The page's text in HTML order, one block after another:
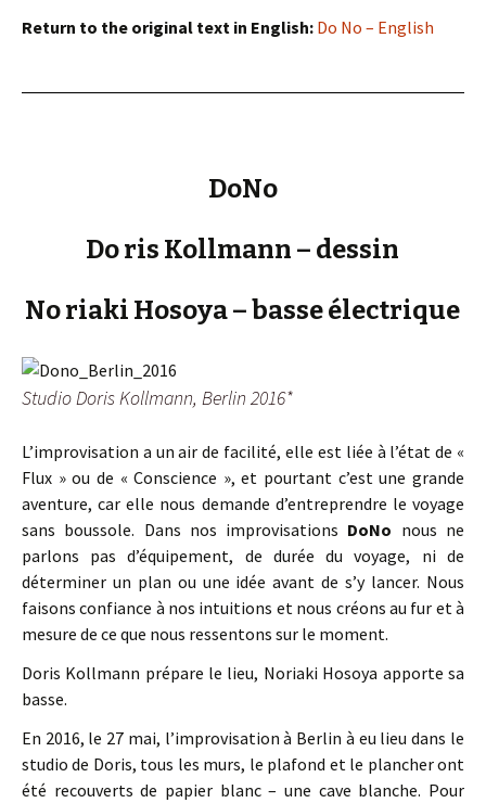
Return to the original text in English: Do No – English
DoNo
Do ris Kollmann – dessin
No riaki Hosoya – basse électrique
Studio Doris Kollmann, Berlin 2016*
L’improvisation a un air de facilité, elle est liée à l’état de «
Flux » ou de « Conscience », et pourtant c’est une grande
aventure, car elle nous demande d’entreprendre le voyage
sans boussole. Dans nos improvisations DoNo nous ne
parlons pas d’équipement, de durée du voyage, ni de
déterminer un plan ou une idée avant de s’y lancer. Nous
faisons confiance à nos intuitions et nous créons au fur et à
mesure de ce que nous ressentons sur le moment.
Doris Kollmann prépare le lieu, Noriaki Hosoya apporte sa
basse.
En 2016, le 27 mai, l’improvisation à Berlin à eu lieu dans le
studio de Doris, tous les murs, le plafond et le plancher ont
été recouverts de papier blanc – une cave blanche. Pour